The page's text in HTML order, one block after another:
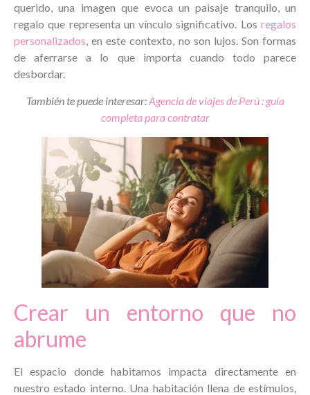
querido, una imagen que evoca un paisaje tranquilo, un
regalo que representa un vínculo significativo. Los regalos
personalizados, en este contexto, no son lujos. Son formas
de aferrarse a lo que importa cuando todo parece
desbordar.
También te puede interesar:Agencia de viajes de Perú : guía
completa para contratar
Crear un entorno que no
abrume
El espacio donde habitamos impacta directamente en
nuestro estado interno. Una habitación llena de estímulos,